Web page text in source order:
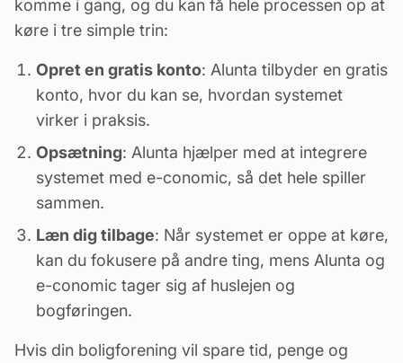
komme i gang, og du kan få hele processen op at
køre i tre simple trin:
Opret en gratis konto: Alunta tilbyder en gratis
konto, hvor du kan se, hvordan systemet
virker i praksis.
Opsætning: Alunta hjælper med at integrere
systemet med e-conomic, så det hele spiller
sammen.
Læn dig tilbage: Når systemet er oppe at køre,
kan du fokusere på andre ting, mens Alunta og
e-conomic tager sig af huslejen og
bogføringen.
Hvis din boligforening vil spare tid, penge og